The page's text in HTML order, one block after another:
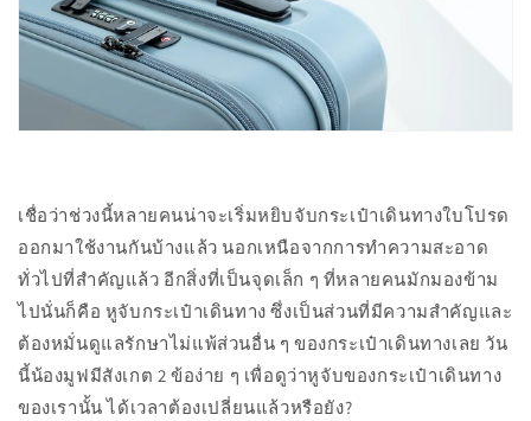
เชื่อว่าช่วงนี้หลายคนน่าจะเริ่มหยิบจับกระเป๋าเดินทางใบโปรด
ออกมาใช้งานกันบ้างแล้ว นอกเหนือจากการทำความสะอาด
ทั่วไปที่สำคัญแล้ว อีกสิ่งที่เป็นจุดเล็ก ๆ ที่หลายคนมักมองข้าม
ไปนั่นก็คือ หูจับกระเป๋าเดินทาง ซึ่งเป็นส่วนที่มีความสำคัญและ
ต้องหมั่นดูแลรักษาไม่แพ้ส่วนอื่น ๆ ของกระเป๋าเดินทางเลย วัน
นี้น้องมูฟมีสังเกต 2 ข้อง่าย ๆ เพื่อดูว่าหูจับของกระเป๋าเดินทาง
ของเรานั้น ได้เวลาต้องเปลี่ยนแล้วหรือยัง?